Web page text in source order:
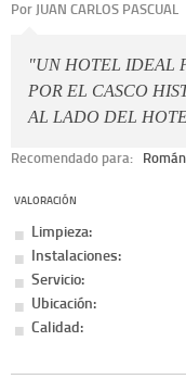
Por JUAN CARLOS PASCUAL
"UN HOTEL IDEAL
POR EL CASCO
AL LADO DEL
Recomendado para:
VALORACIÓN
Limpieza:
Instalaciones:
Servicio:
Ubicación:
Calidad: